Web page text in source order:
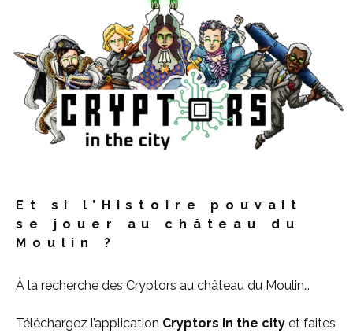
Et si l’Histoire pouvait
se jouer au château du
Moulin ?
À la recherche des Cryptors au château du Moulin…
Téléchargez l’application Cryptors in the city et faites